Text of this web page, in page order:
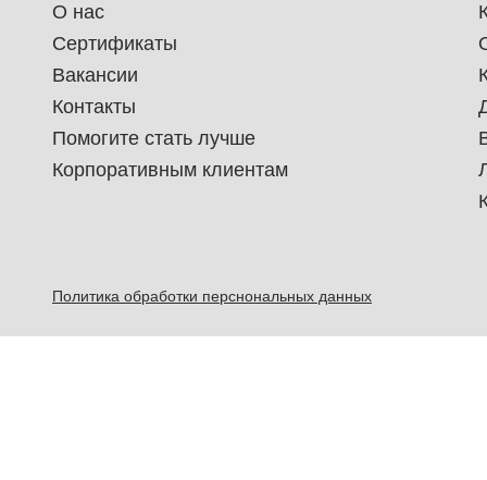
О нас
Сертификаты
Вакансии
Контакты
Помогите стать лучше
Корпоративным клиентам
Политика обработки перснональных данных